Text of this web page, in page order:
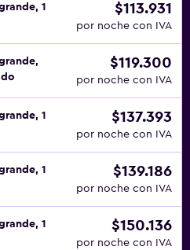
1
$113.931
por noche con IVA
$119.300
por noche con IVA
1
$137.393
por noche con IVA
1
$139.186
por noche con IVA
1
$150.136
por noche con IVA